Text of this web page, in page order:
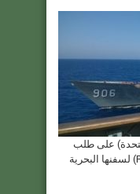
على طلب
مصر تقديم متابعة الدعم الفني (FOTS) لسفنها البحرية